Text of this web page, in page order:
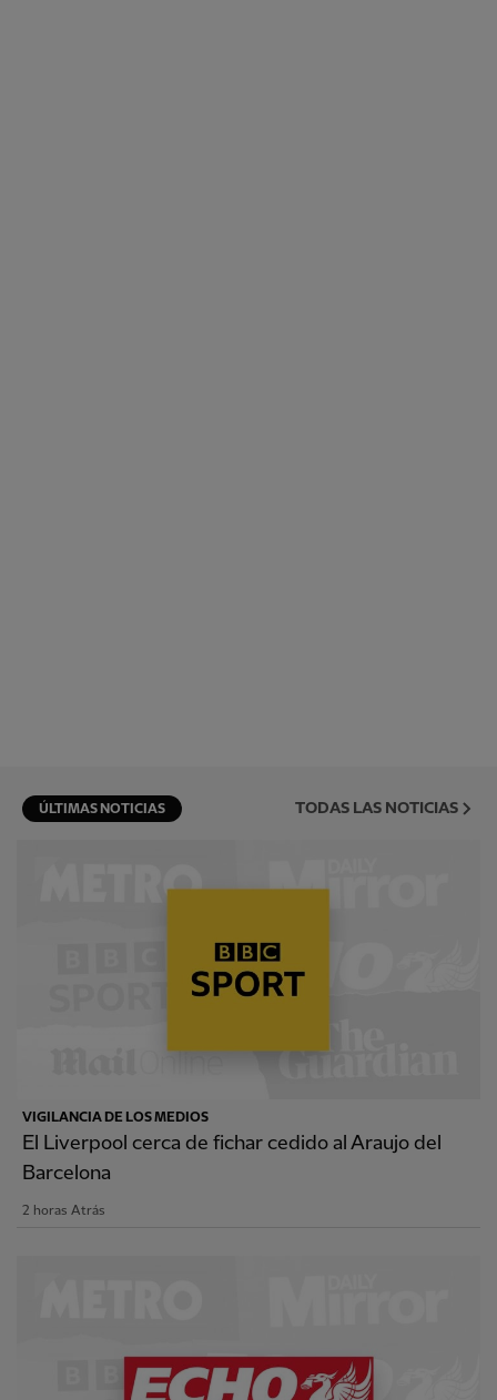
ÚLTIMAS NOTICIAS TODAS LAS NOTICIAS
VIGILANCIA DE LOS MEDIOS
El Liverpool cerca de fichar cedido al Araujo del
Barcelona
2 horas Atrás